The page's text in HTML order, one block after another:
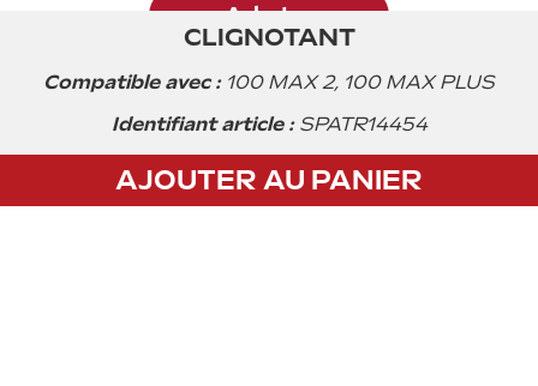
CLIGNOTANT
Compatible avec :100 MAX 2, 100 MAX PLUS
Identifiant article :SPATR14454
AJOUTER AU PANIER
Acheter